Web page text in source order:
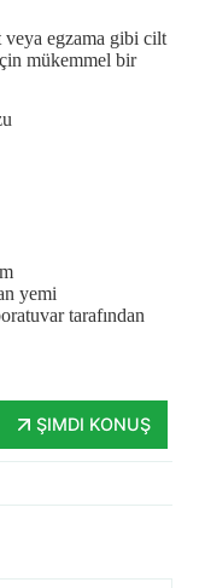
egzama gibi cilt
mükemmel bir
yemi
tarafından
ŞIMDI KONUŞ